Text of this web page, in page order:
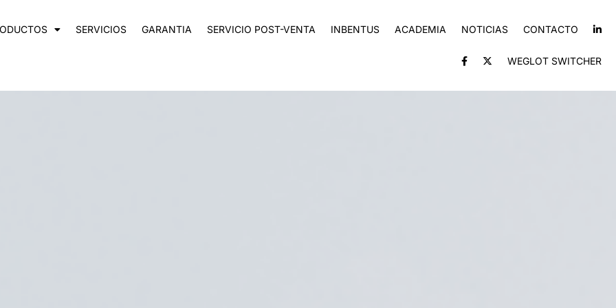
SERVICIOS GARANTIA SERVICIO POST-VENTA INBENTUS ACADEMIA NOTICIAS CONTACTO
WEGLOT SWITCHER